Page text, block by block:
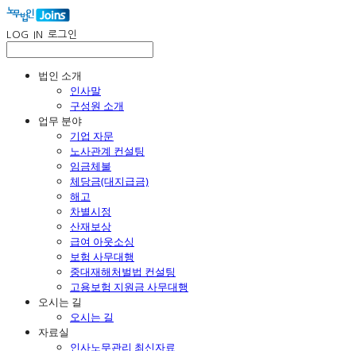
LOG IN 로그인
법인 소개
인사말
구성원 소개
업무 분야
기업 자문
노사관계 컨설팅
임금체불
체당금(대지급금)
해고
차별시정
산재보상
급여 아웃소싱
보험 사무대행
중대재해처벌법 컨설팅
고용보험 지원금 사무대행
오시는 길
오시는 길
자료실
인사노무관리 최신자료